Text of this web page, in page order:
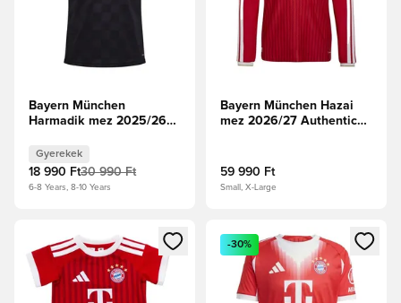
Bayern München
Harmadik mez 2025/26
Gyerekek
18 990 Ft30 990 Ft
6-8 Years, 8-10 Years
Bayern München Hazai
mez 2026/27 Authentic
59 990 Ft
Small, X-Large
Megnyit egy modált a bejelentkezéshez vagy a tagként
Megnyit egy modált a
-30%